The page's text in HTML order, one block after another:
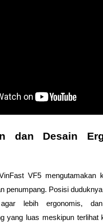
dan Desain
VF5 mengutamakan
penumpang. Posisi
lebih ergonomis,
yang luas meskipun terlihat